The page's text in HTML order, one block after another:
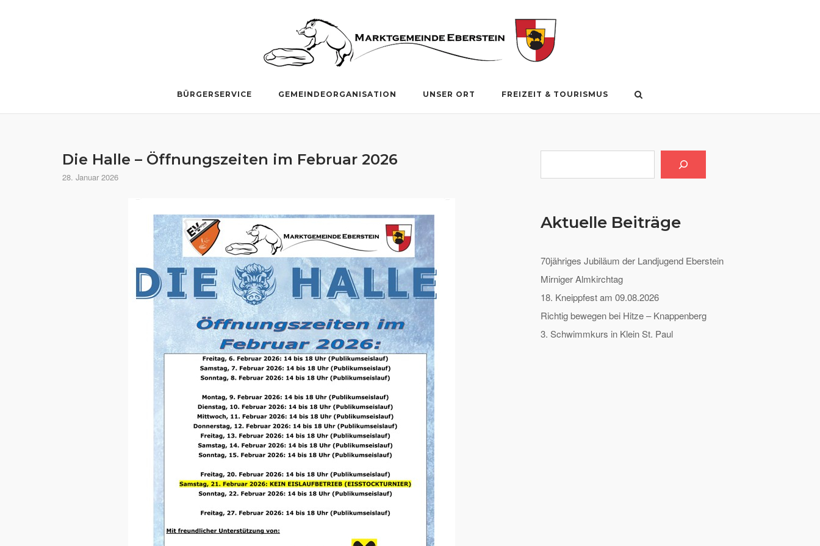
BÜRGERSERVICE GEMEINDEORGANISATION UNSER ORT FREIZEIT & TOURISMUS
Die Halle – Öffnungszeiten im Februar 2026
28. Januar 2026
Aktuelle Beiträge
70jähriges Jubiläum der Landjugend Eberstein
Mirniger Almkirchtag
18. Kneippfest am 09.08.2026
Richtig bewegen bei Hitze – Knappenberg
3. Schwimmkurs in Klein St. Paul